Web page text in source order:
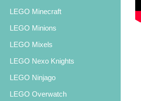
LEGO Minecraft
LEGO Minions
LEGO Mixels
LEGO Nexo Knights
LEGO Ninjago
LEGO Overwatch